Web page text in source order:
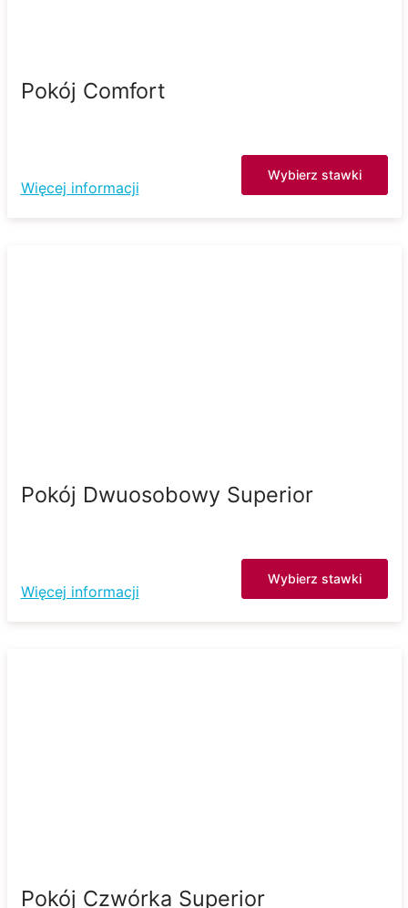
Pokój Comfort
Więcej informacji
Wybierz stawki
Pokój Dwuosobowy Superior
Więcej informacji
Wybierz stawki
Pokój Czwórka Superior